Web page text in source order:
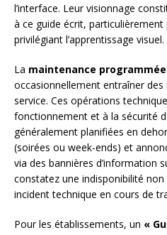
l’interface. Leur visionnage
à ce guide écrit,
privilégiant l’apprentissage visuel.
La maintenance programmée
occasionnellement entraîner
service. Ces opérations
fonctionnement et à la sécurité
généralement planifiées en
(soirées ou week-ends) et
via des bannières d’information
constatez une indisponibilité non
incident technique en cours de
Pour les établissements, un «